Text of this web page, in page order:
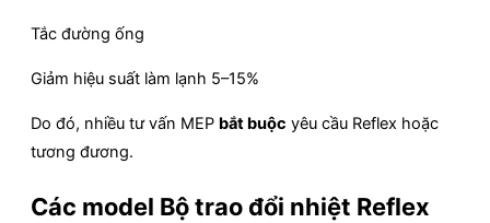
Tắc đường ống
Giảm hiệu suất làm lạnh 5–15%
Do đó, nhiều tư vấn MEP bắt buộc yêu cầu Reflex hoặc
tương đương.
Các model Bộ trao đổi nhiệt Reflex